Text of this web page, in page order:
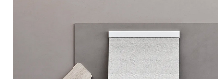
HR 12 Wi-Fi Gen 2
Panelovn med digital termostat
Beha Classic HC 5 Sort
Beha Classic HC 10 Sort
Beha Classic HC 15 Sort
Beha Classic HC 20 Sort